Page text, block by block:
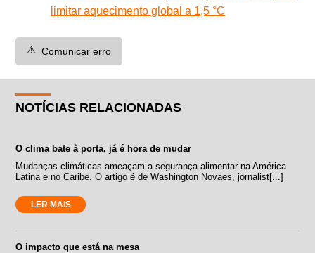
limitar aquecimento global a 1,5 °C
⚠️ Comunicar erro
NOTÍCIAS RELACIONADAS
O clima bate à porta, já é hora de mudar
Mudanças climáticas ameaçam a segurança alimentar na América
Latina e no Caribe. O artigo é de Washington Novaes, jornalist[...]
LER MAIS
O impacto que está na mesa